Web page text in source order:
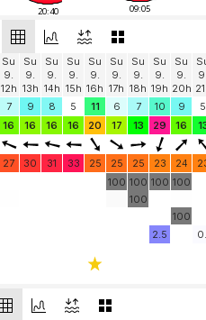
20:40 09:05
Su
9.
12h
Su
9.
13h
Su
9.
14h
Su
9.
15h
Su
9.
16h
Su
9.
17h
Su
9.
18h
Su
9.
19h
Su
9.
20h
7 9 8 5 11 6 7 10 9
5
16 16 16 16 20 17 13 29 16
27 30 31 33 25 25 25 23 24
100 100
100
100 100
100
2.5